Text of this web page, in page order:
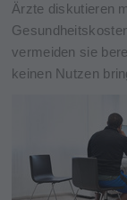
Ärzte diskutieren
vermeiden sie
keinen Nutzen